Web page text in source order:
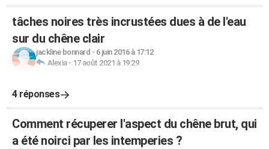
tâches noires très incrustées dues à de l'eau
sur du chêne clair
jackline bonnard - 6 juin 2016 à 17:12
Alexia- 17 août 2021 à 19:29
4 réponses
Comment récuperer l'aspect du chêne brut, qui
a été noirci par les intemperies ?